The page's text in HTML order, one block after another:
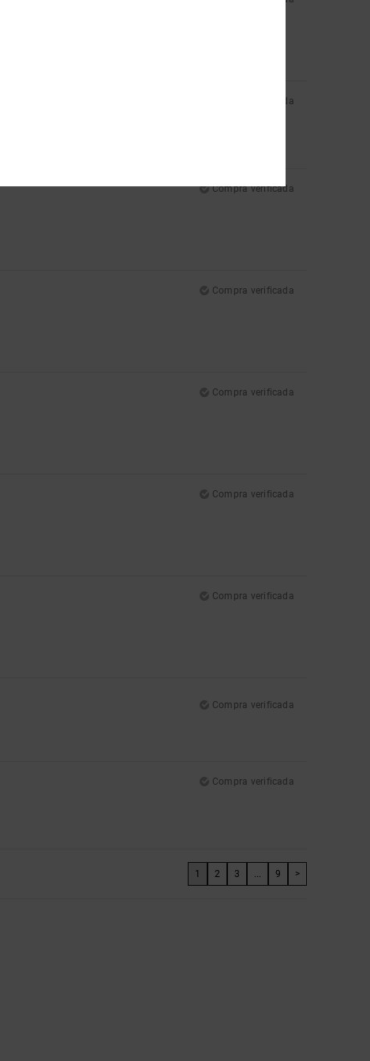
Compra verificada
Compra verificada
Compra verificada
Compra verificada
Compra verificada
Compra verificada
Compra verificada
Compra verificada
1 2 3 ... 9 >